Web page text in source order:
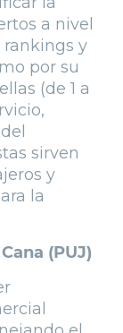
a nivel
rankings y
por su
(de 1 a
sirven
y
la
(PUJ)